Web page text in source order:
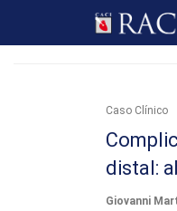
Caso Clínico
distal:
Giovanni